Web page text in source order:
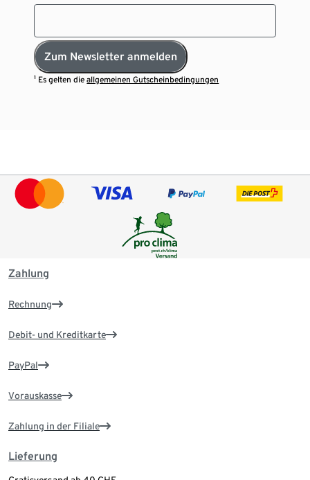
Zum Newsletter anmelden
¹ Es gelten dieallgemeinen Gutscheinbedingungen
Zahlung
Rechnung
Debit- und Kreditkarte
PayPal
Vorauskasse
Zahlung in der Filiale
Lieferung